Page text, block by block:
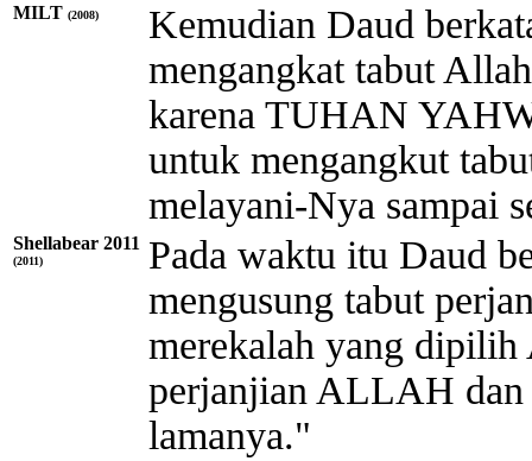
MILT (2008)
Kemudian Daud
mengangkat tabut Allah
karena TUHAN
untuk mengangkut
melayani-Nya sampai
Shellabear 2011
(2011)
Pada waktu itu Daud
mengusung tabut
merekalah yang
perjanjian ALLAH dan
lamanya."